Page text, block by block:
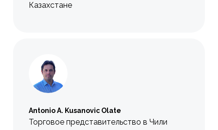
Казахстане
Antonio A. Kusanovic Olate
Торговое представительство в Чили